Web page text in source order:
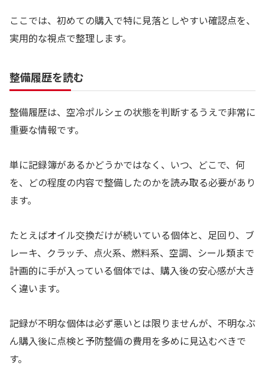
ここでは、初めての購入で特に見落としやすい確認点を、
実用的な視点で整理します。
整備履歴を読む
整備履歴は、空冷ポルシェの状態を判断するうえで非常に
重要な情報です。
単に記録簿があるかどうかではなく、いつ、どこで、何
を、どの程度の内容で整備したのかを読み取る必要があり
ます。
たとえばオイル交換だけが続いている個体と、足回り、ブ
レーキ、クラッチ、点火系、燃料系、空調、シール類まで
計画的に手が入っている個体では、購入後の安心感が大き
く違います。
記録が不明な個体は必ず悪いとは限りませんが、不明なぶ
ん購入後に点検と予防整備の費用を多めに見込むべきで
す。